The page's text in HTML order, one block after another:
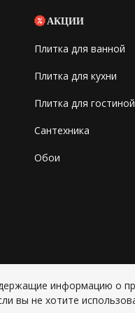
АКЦИИ
Плитка для ванной
Плитка для кухни
Плитка для гостиной
Сантехника
Обои
информацию о
вы не хотите